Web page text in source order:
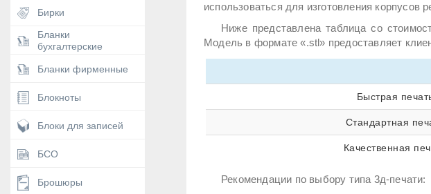
Бирки
Бланки
бухгалтерские
Бланки фирменные
Блокноты
Блоки для записей
БСО
Брошюры
использоваться для изготовления
Ниже представлена таблица со
Модель в формате «.stl» предоставляет
Быстрая
Стандартная
Качественная
Рекомендации по выбору типа 3д-печати: